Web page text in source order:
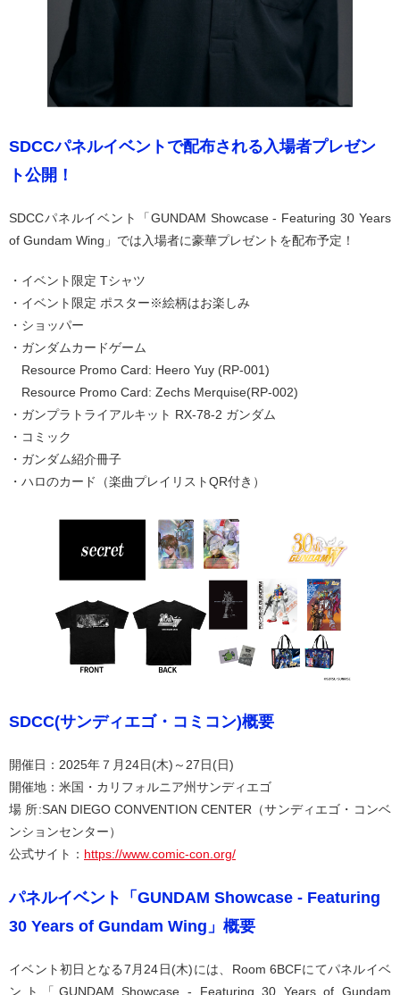
SDCCパネルイベントで配布される入場者プレゼン
ト公開！
SDCCパネルイベント「GUNDAM Showcase - Featuring 30 Years
of Gundam Wing」では入場者に豪華プレゼントを配布予定！
・イベント限定 Tシャツ
・イベント限定 ポスター※絵柄はお楽しみ
・ショッパー
・ガンダムカードゲーム
Resource Promo Card: Heero Yuy (RP-001)
Resource Promo Card: Zechs Merquise(RP-002)
・ガンプラトライアルキット RX-78-2 ガンダム
・コミック
・ガンダム紹介冊子
・ハロのカード（楽曲プレイリストQR付き）
SDCC(サンディエゴ・コミコン)概要
開催日：2025年７月24日(木)～27日(日)
開催地：米国・カリフォルニア州サンディエゴ
場 所:SAN DIEGO CONVENTION CENTER（サンディエゴ・コンベ
ンションセンター）
公式サイト： https://www.comic-con.org/
パネルイベント「GUNDAM Showcase - Featuring
30 Years of Gundam Wing」概要
イベント初日となる7月24日(木)には、Room 6BCFにてパネルイベ
ント「GUNDAM Showcase - Featuring 30 Years of Gundam